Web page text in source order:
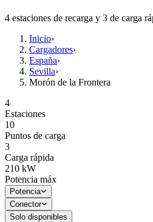
4 estaciones de recarga y 3 de carga
Inicio›
Cargadores›
España›
Sevilla›
Morón de la Frontera
4
Estaciones
10
Puntos de carga
3
Carga rápida
210 kW
Potencia máx
Potencia
Conector
Solo disponibles